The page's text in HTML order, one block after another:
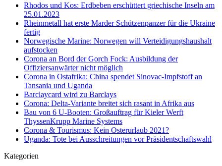
Rhodos und Kos: Erdbeben erschüttert griechische Inseln am
25.01.2023
Rheinmetall hat erste Marder Schützenpanzer für die Ukraine
fertig
Norwegische Marine: Norwegen will Verteidigungshaushalt
aufstocken
Corona an Bord der Gorch Fock: Ausbildung der
Offiziersanwärter nicht möglich
Corona in Ostafrika: China spendet Sinovac-Impfstoff an
Tansania und Uganda
Barclaycard wird zu Barclays
Corona: Delta-Variante breitet sich rasant in Afrika aus
Bau von 6 U-Booten: Großauftrag für Kieler Werft
ThyssenKrupp Marine Systems
Corona & Tourismus: Kein Osterurlaub 2021?
Uganda: Tote bei Ausschreitungen vor Präsidentschaftswahl
Kategorien